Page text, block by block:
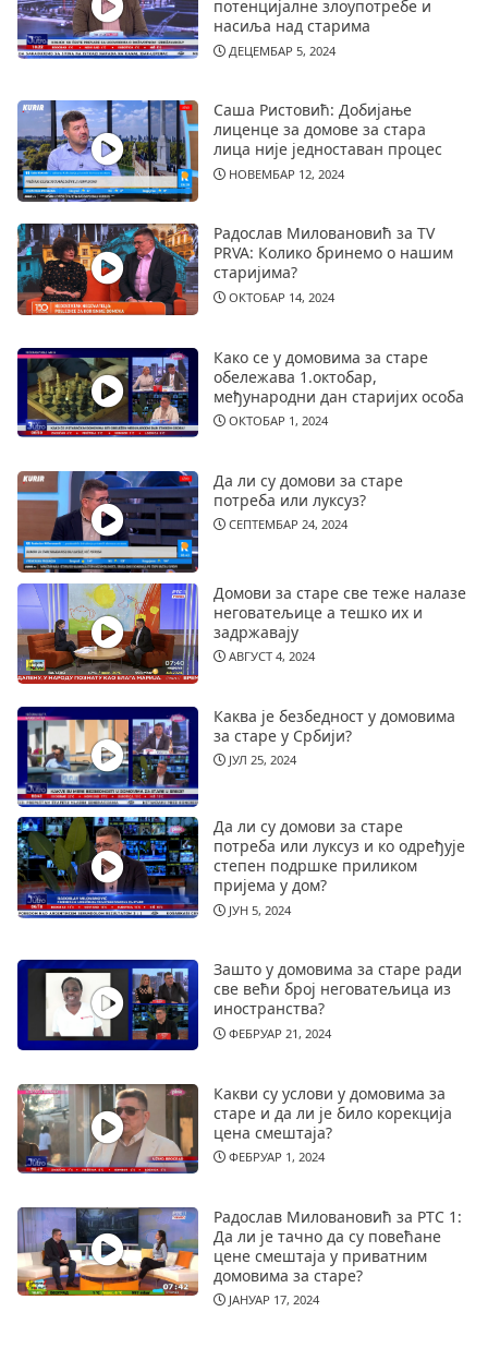
потенцијалне злоупотребе и
насиља над старима
ДЕЦЕМБАР 5, 2024
Саша Ристовић: Добијање
лиценце за домове за стара
лица није једноставан процес
НОВЕМБАР 12, 2024
Радослав Миловановић за TV
PRVA: Колико бринемо о нашим
старијима?
ОКТОБАР 14, 2024
Како се у домовима за старе
обележава 1.октобар,
међународни дан старијих особа
ОКТОБАР 1, 2024
Да ли су домови за старе
потреба или луксуз?
СЕПТЕМБАР 24, 2024
Домови за старе све теже налазе
неговатељице а тешко их и
задржавају
АВГУСТ 4, 2024
Каква је безбедност у домовима
за старе у Србији?
ЈУЛ 25, 2024
Да ли су домови за старе
потреба или луксуз и ко одређује
степен подршке приликом
пријема у дом?
ЈУН 5, 2024
Зашто у домовима за старе ради
све већи број неговатељица из
иностранства?
ФЕБРУАР 21, 2024
Какви су услови у домовима за
старе и да ли је било корекција
цена смештаја?
ФЕБРУАР 1, 2024
Радослав Миловановић за РТС 1:
Да ли је тачно да су повећане
цене смештаја у приватним
домовима за старе?
ЈАНУАР 17, 2024